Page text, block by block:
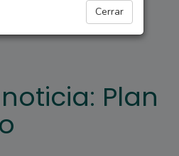
Cerrar
Plan